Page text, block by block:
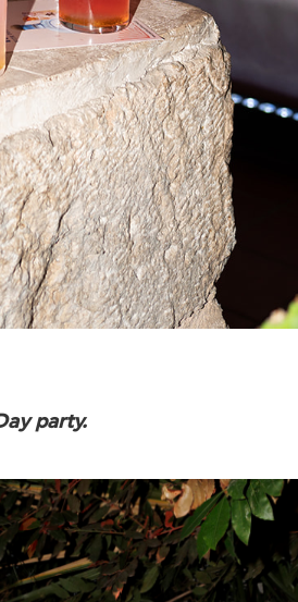
party.